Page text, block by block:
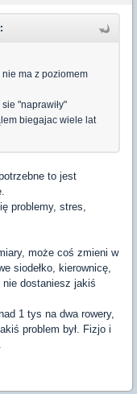
ma z poziomem
"naprawiły"
biegajac wiele lat
to jest
problemy, stres,
może coś zmieni w
siodełko, kierownicę,
dostaniesz jakiś
1 tys na dwa rowery,
problem był. Fizjo i